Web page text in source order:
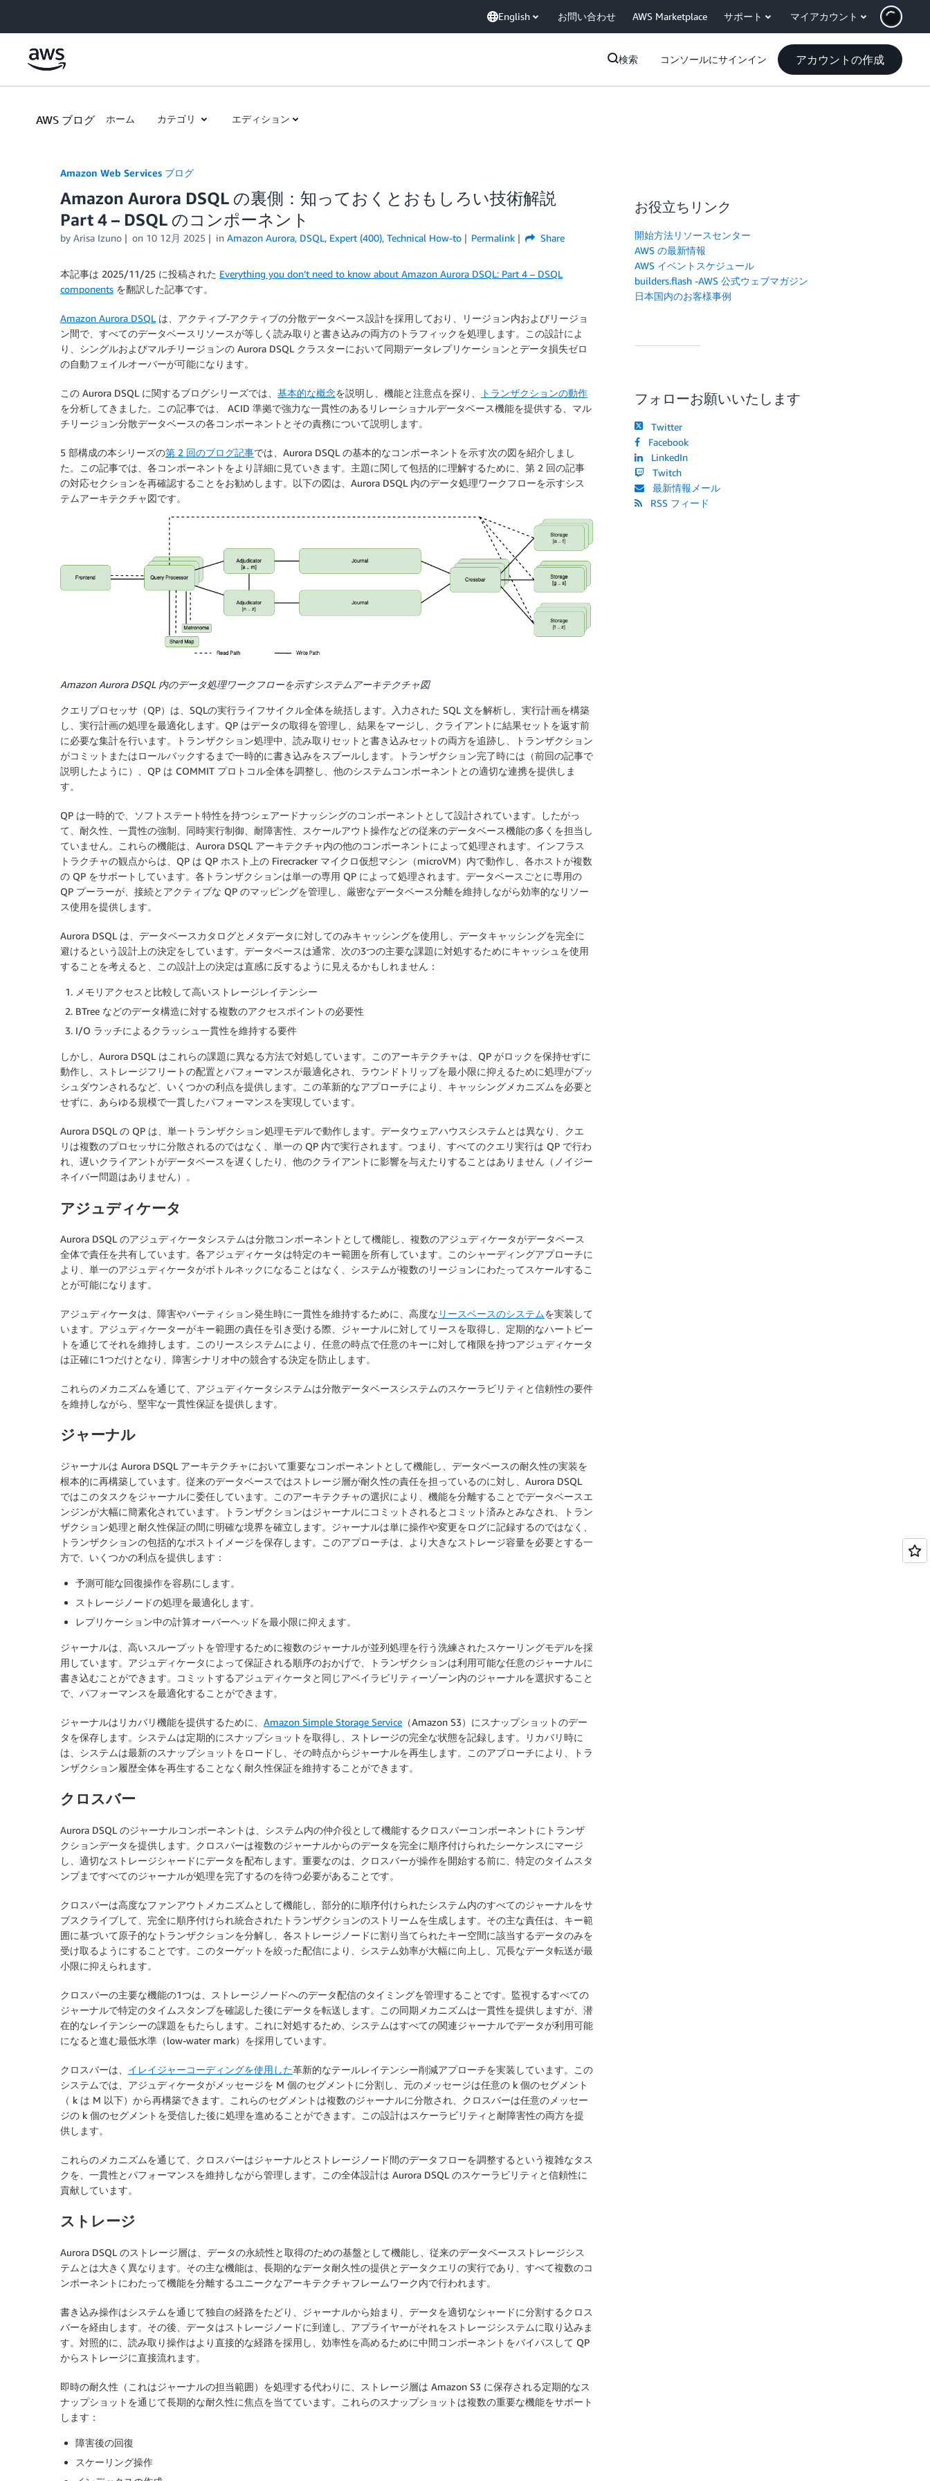
English お問い合わせ AWS Marketplace サポート マイアカウント
検索 コンソールにサインイン アカウントの作成
AWS ブログ ホーム カテゴリ エディション
Amazon Web Services ブログ
Amazon Aurora DSQL の裏側：知っておくとおもしろい技術解説
Part 4 – DSQL のコンポーネント
by Arisa Izuno on 10 12月 2025 in Amazon Aurora, DSQL, Expert (400), Technical How-to Permalink Share
本記事は 2025/11/25 に投稿された Everything you don’t need to know about Amazon Aurora DSQL: Part 4 – DSQL
components を翻訳した記事です。
Amazon Aurora DSQL は、アクティブ-アクティブの分散データベース設計を採用しており、リージョン内およびリージョ
ン間で、 すべてのデータベースリソースが等しく読み取りと書き込みの両方のトラフィックを処理します。この設計によ
り、 シングルおよびマルチリージョンの Aurora DSQL クラスターにおいて同期データレプリケーションとデータ損失ゼロ
の自動フェイルオーバーが可能になります。
この Aurora DSQL に関するブログシリーズでは、 基本的な概念を説明し、機能と注意点を探り、
トランザクションの動作
を分析してきました。この記事では、 ACID 準拠で強力な一貫性のあるリレーショナルデータベース機能を提供する、マル
チリージョン分散データベースの各コンポーネントとその責務について説明します。
5 部構成の本シリーズの第 2 回のブログ記事では、Aurora DSQL の基本的なコンポーネントを示す次の図を紹介しまし
た。この記事では、各コンポーネントをより詳細に見ていきます。主題に関して包括的に理解するために、第 2 回の記事
の対応セクションを再確認することをお勧めします。以下の図は、Aurora DSQL 内のデータ処理ワークフローを示すシス
テムアーキテクチャ図です。
Amazon Aurora DSQL 内のデータ処理ワークフローを示すシステムアーキテクチャ図
クエリプロセッサ（QP）は、SQLの実行ライフサイクル全体を統括します。入力された SQL 文を解析し、実行計画を構築
し、実行計画の処理を最適化します。QP はデータの取得を管理し、結果をマージし、クライアントに結果セットを返す前
に必要な集計を行います。トランザクション処理中、読み取りセットと書き込みセットの両方を追跡し、トランザクション
がコミットまたはロールバックするまで一時的に書き込みをスプールします。トランザクション完了時には（前回の記事で
説明したように）
、QP は COMMIT プロトコル全体を調整し、他のシステムコンポーネントとの適切な連携を提供しま
す。
QP は一時的で、ソフトステート特性を持つシェアードナッシングのコンポーネントとして設計されています。したがっ
て、耐久性、一貫性の強制、同時実行制御、耐障害性、スケールアウト操作などの従来のデータベース機能の多くを担当し
ていません。これらの機能は、Aurora DSQL アーキテクチャ内の他のコンポーネントによって処理されます。インフラス
トラクチャの観点からは、QP は QP ホスト上の Firecracker マイクロ仮想マシン（microVM）内で動作し、各ホストが複数
の QP をサポートしています。各トランザクションは単一の専用 QP によって処理されます。データベースごとに専用の
QP プーラーが、接続とアクティブな QP のマッピングを管理し、厳密なデータベース分離を維持しながら効率的なリソー
ス使用を提供します。
Aurora DSQL は、データベースカタログとメタデータに対してのみキャッシングを使用し、データキャッシングを完全に
避けるという設計上の決定をしています。データベースは通常、次の3つの主要な課題に対処するためにキャッシュを使用
することを考えると、この設計上の決定は直感に反するように見えるかもしれません：
メモリアクセスと比較して高いストレージレイテンシー
BTree などのデータ構造に対する複数のアクセスポイントの必要性
I/O ラッチによるクラッシュ一貫性を維持する要件
しかし、Aurora DSQL はこれらの課題に異なる方法で対処しています。このアーキテクチャは、QP がロックを保持せずに
動作し、ストレージフリートの配置とパフォーマンスが最適化され、ラウンドトリップを最小限に抑えるために処理がプッ
シュダウンされるなど、いくつかの利点を提供します。この革新的なアプローチにより、キャッシングメカニズムを必要と
せずに、あらゆる規模で一貫したパフォーマンスを実現しています。
Aurora DSQL の QP は、単一トランザクション処理モデルで動作します。データウェアハウスシステムとは異なり、クエ
リは複数のプロセッサに分散されるのではなく、単一の QP 内で実行されます。つまり、すべてのクエリ実行は QP で行わ
れ、遅いクライアントがデータベースを遅くしたり、他のクライアントに影響を与えたりすることはありません（ノイジー
ネイバー問題はありません）。
アジュディケータ
Aurora DSQL のアジュディケータシステムは分散コンポーネントとして機能し、複数のアジュディケータがデータベース
全体で責任を共有しています。各アジュディケータは特定のキー範囲を所有しています。このシャーディングアプローチに
より、単一のアジュディケータがボトルネックになることはなく、システムが複数のリージョンにわたってスケールするこ
とが可能になります。
アジュディケータは、障害やパーティション発生時に一貫性を維持するために、高度な リースベースのシステムを実装して
います。アジュディケーターがキー範囲の責任を引き受ける際、ジャーナルに対してリースを取得し、定期的なハートビー
トを通じてそれを維持します。このリースシステムにより、任意の時点で任意のキーに対して権限を持つアジュディケータ
は正確に1つだけとなり、障害シナリオ中の競合する決定を防止します。
これらのメカニズムを通じて、アジュディケータシステムは分散データベースシステムのスケーラビリティと信頼性の要件
を維持しながら、堅牢な一貫性保証を提供します。
ジャーナル
ジャーナルは Aurora DSQL アーキテクチャにおいて重要なコンポーネントとして機能し、データベースの耐久性の実装を
根本的に再構築しています。従来のデータベースではストレージ層が耐久性の責任を担っているのに対し、Aurora DSQL
ではこのタスクをジャーナルに委任しています。このアーキテクチャの選択により、機能を分離することでデータベースエ
ンジンが大幅に簡素化されています。トランザクションはジャーナルにコミットされるとコミット済みとみなされ、トラン
ザクション処理と耐久性保証の間に明確な境界を確立します。ジャーナルは単に操作や変更をログに記録するのではなく、
トランザクションの包括的なポストイメージを保存します。このアプローチは、より大きなストレージ容量を必要とする一
方で、いくつかの利点を提供します：
予測可能な回復操作を容易にします。
ストレージノードの処理を最適化します。
レプリケーション中の計算オーバーヘッドを最小限に抑えます。
ジャーナルは、高いスループットを管理するために複数のジャーナルが並列処理を行う洗練されたスケーリングモデルを採
用しています。アジュディケータによって保証される順序のおかげで、トランザクションは利用可能な任意のジャーナルに
書き込むことができます。コミットするアジュディケータと同じアベイラビリティーゾーン内のジャーナルを選択すること
で、パフォーマンスを最適化することができます。
ジャーナルはリカバリ機能を提供するために、 Amazon Simple Storage Service （Amazon S3）にスナップショットのデー
タを保存します。システムは定期的にスナップショットを取得し、ストレージの完全な状態を記録します。リカバリ時に
は、システムは最新のスナップショットをロードし、その時点からジャーナルを再生します。このアプローチにより、トラ
ンザクション履歴全体を再生することなく 耐久性保証を維持することができます。
クロスバー
Aurora DSQL のジャーナルコンポーネントは、システム内の仲介役として機能するクロスバーコンポーネントにトランザ
クションデータを提供します。クロスバーは複数のジャーナルからのデータを完全に順序付けられたシーケンスにマージ
し、適切なストレージシャードにデータを配布します。重要なのは、クロスバーが操作を開始する前に、特定のタイムスタ
ンプまですべてのジャーナルが処理を完了するのを待つ必要があることです。
クロスバーは高度なファンアウトメカニズムとして機能し、部分的に順序付けられたシステム内のすべてのジャーナルをサ
ブスクライブして、完全に順序付けられ統合された トランザクションのストリームを生成します。その主な責任は、キー範
囲に基づいて原子的なトランザクションを分解し、各ストレージノードに割り当てられたキー空間に該当するデータのみを
受け取るようにすることです。このターゲットを絞った配信により、システム効率が大幅に向上し、冗長なデータ転送が最
小限に抑えられます。
クロスバーの主要な機能の1つは、ストレージノードへのデータ配信のタイミングを管理することです。監視するすべての
ジャーナルで特定のタイムスタンプを確認した後にデータを転送します。この同期メカニズムは一貫性を提供しますが、潜
在的なレイテンシーの課題をもたらします。これに対処するため、システムはすべての関連ジャーナルでデータが利用可能
になると進む最低水準（low-water mark）を採用しています。
クロスバーは、 イレイジャーコーディングを使用した革新的なテールレイテンシー削減アプローチを実装しています。この
システムでは、アジュディケータがメッセージを M 個のセグメントに分割し、元のメッセージは任意の k 個のセグメント
（ k は M 以下）から再構築できます。これらのセグメントは複数のジャーナルに分散され、クロスバーは任意のメッセー
ジの k 個のセグメントを受信した後に処理を進めることができます。この設計はスケーラビリティと耐障害性の両方を提
供します。
これらのメカニズムを通じて、クロスバーはジャーナルとストレージノード間のデータフローを調整するという複雑なタス
クを、一貫性とパフォーマンスを維持しながら管理します。この全体設計は Aurora DSQL のスケーラビリティと信頼性に
貢献しています。
ストレージ
Aurora DSQL のストレージ層は、データの永続性と取得のための基盤として機能し、従来のデータベースストレージシス
テムとは大きく異なります。その主な機能は、長期的なデータ耐久性の提供とデータクエリの実行であり、すべて複数のコ
ンポーネントにわたって機能を分離するユニークなアーキテクチャフレームワーク内で行われます。
書き込み操作はシステムを通じて独自の経路をたどり、ジャーナルから始まり、データを適切なシャードに分割するクロス
バーを経由します。その後、データはストレージノードに到達し、アプライヤーがそれをストレージシステムに取り込みま
す。対照的に、読み取り操作はより直接的な経路を採用し、効率性を高めるために中間コンポーネントをバイパスして QP
からストレージに直接流れます。
即時の耐久性（これはジャーナルの担当範囲）を処理する代わりに、ストレージ層は Amazon S3 に保存される定期的なス
ナップショットを通じて長期的な耐久性に焦点を当てています。これらのスナップショットは複数の重要な機能をサポート
します：
障害後の回復
スケーリング操作
お役立ちリンク
開始方法リソースセンター
AWS の最新情報
AWS イベントスケジュール
builders.flash -AWS 公式ウェブマガジン
日本国内のお客様事例
フォローお願いいたします
Twitter
Facebook
LinkedIn
Twitch
最新情報メール
RSS フィード